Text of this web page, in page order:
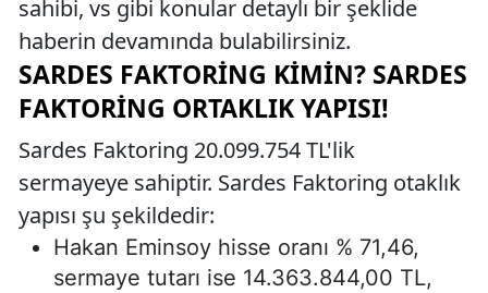
sahibi, vs gibi konular detaylı bir şeklide
haberin devamında bulabilirsiniz.
SARDES FAKTORING KIMIN? SARDES
FAKTORING ORTAKLIK YAPISI!
Sardes Faktoring 20.099.754 TL'lik
sermayeye sahiptir. Sardes Faktoring otaklık
yapısı şu şekildedir:
Hakan Eminsoy hisse oranı % 71,46,
sermaye tutarı ise 14.363.844,00 TL,